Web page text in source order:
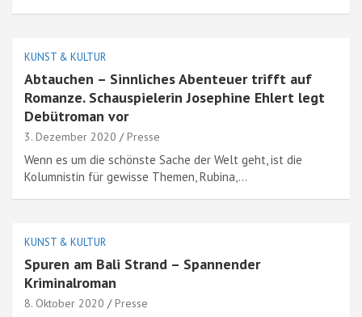
KUNST & KULTUR
Abtauchen – Sinnliches Abenteuer trifft auf
Romanze. Schauspielerin Josephine Ehlert legt
Debütroman vor
3. Dezember 2020 Presse
Wenn es um die schönste Sache der Welt geht, ist die
Kolumnistin für gewisse Themen, Rubina,…
KUNST & KULTUR
Spuren am Bali Strand – Spannender
Kriminalroman
8. Oktober 2020 Presse